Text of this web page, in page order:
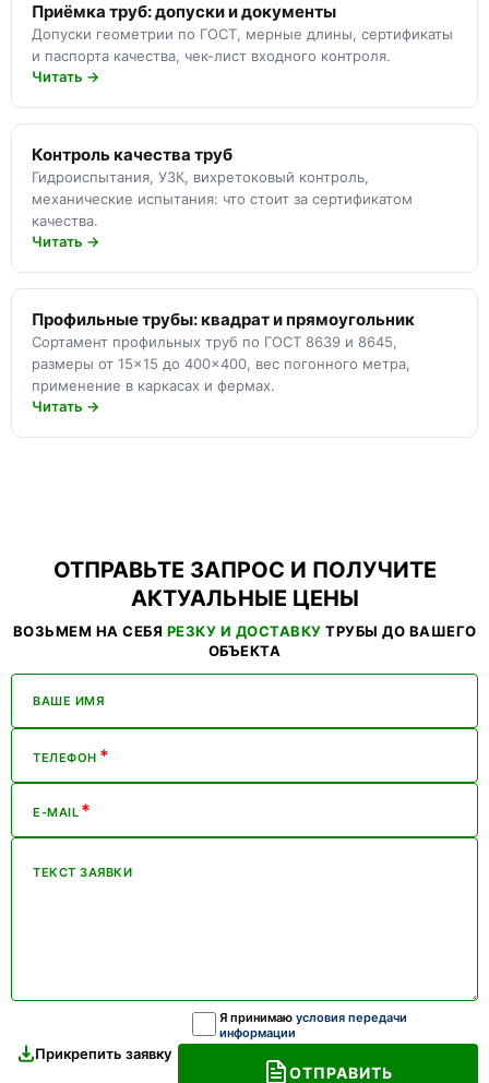
Приёмка труб: допуски и документы
Допуски геометрии по ГОСТ, мерные длины, сертификаты
и паспорта качества, чек-лист входного контроля.
Читать →
Контроль качества труб
Гидроиспытания, УЗК, вихретоковый контроль,
механические испытания: что стоит за сертификатом
качества.
Читать →
Профильные трубы: квадрат и прямоугольник
Сортамент профильных труб по ГОСТ 8639 и 8645,
размеры от 15×15 до 400×400, вес погонного метра,
применение в каркасах и фермах.
Читать →
ОТПРАВЬТЕ ЗАПРОС И ПОЛУЧИТЕ
АКТУАЛЬНЫЕ ЦЕНЫ
ВОЗЬМЕМ НА СЕБЯ РЕЗКУ И ДОСТАВКУ ТРУБЫ ДО ВАШЕГО
ОБЪЕКТА
ВАШЕ ИМЯ
ТЕЛЕФОН *
E-MAIL *
ТЕКСТ ЗАЯВКИ
Прикрепить заявку
Я принимаю условия передачи
информации
ОТПРАВИТЬ